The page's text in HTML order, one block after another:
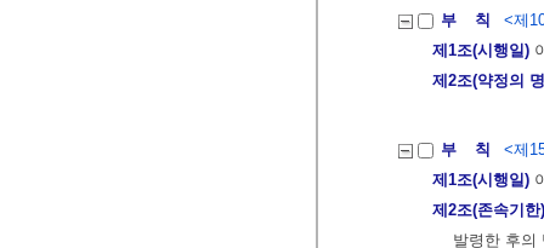
부 칙
<제
제1조(시행일)
제2조(약정의
부 칙
<제
제1조(시행일)
제2조(존속기한)
발령한 후의